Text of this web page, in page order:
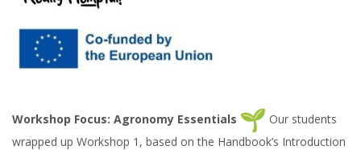
Workshop Focus: Agronomy Essentials
Our students
wrapped up Workshop 1, based on the Handbook’s Introduction